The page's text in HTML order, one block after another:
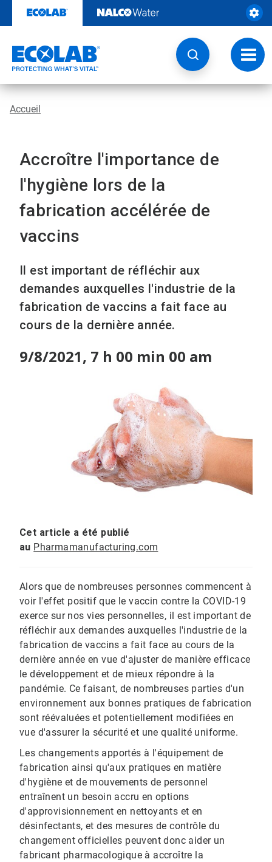
contenu​​​​​​​
à
Accueil
Accroître l'importance de
l'hygiène lors de la
fabrication accélérée de
vaccins
Il est important de réfléchir aux
demandes auxquelles l'industrie de la
fabrication de vaccins a fait face au
cours de la dernière année.
9/8/2021, 7 h 00 min 00 am
Cet article a été publié
au Pharmamanufacturing.com
Alors que de nombreuses personnes commencent à
voir l'effet positif que le vaccin contre la COVID-19
exerce sur nos vies personnelles, il est important de
réfléchir aux demandes auxquelles l'industrie de la
fabrication de vaccins a fait face au cours de la
dernière année en vue d'ajuster de manière efficace
le développement et de mieux répondre à la
pandémie. Ce faisant, de nombreuses parties d'un
environnement aux bonnes pratiques de fabrication
sont réévaluées et potentiellement modifiées en
vue d'assurer la sécurité et une qualité uniforme.
Les changements apportés à l'équipement de
fabrication ainsi qu'aux pratiques en matière
d'hygiène et de mouvements de personnel
entraînent un besoin accru en options
d'approvisionnement en nettoyants et en
désinfectants, et des mesures de contrôle du
changement officielles peuvent donc aider un
fabricant pharmacologique à accroître la